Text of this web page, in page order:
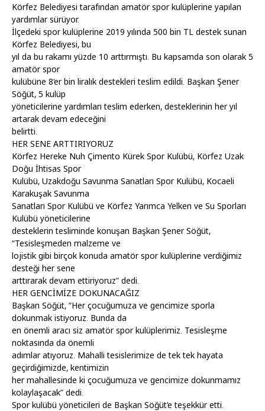
Körfez Belediyesi tarafından amatör spor kulüplerine yapılan
yardımlar sürüyor.
İlçedeki spor kulüplerine 2019 yılında 500 bin TL destek sunan
Körfez Belediyesi, bu
yıl da bu rakamı yüzde 10 arttırmıştı. Bu kapsamda son olarak 5
amatör spor
kulübüne 8’er bin liralık destekleri teslim edildi. Başkan Şener
Söğüt, 5 kulüp
yöneticilerine yardımları teslim ederken, desteklerinin her yıl
artarak devam edeceğini
belirtti.
HER SENE ARTTIRIYORUZ
Körfez Hereke Nuh Çimento Kürek Spor Kulübü, Körfez Uzak
Doğu İhtisas Spor
Kulübü, Uzakdoğu Savunma Sanatları Spor Kulübü, Kocaeli
Karakuşak Savunma
Sanatları Spor Kulübü ve Körfez Yarımca Yelken ve Su Sporları
Kulübü yöneticilerine
desteklerin tesliminde konuşan Başkan Şener Söğüt,
“Tesisleşmeden malzeme ve
lojistik gibi birçok konuda amatör spor kulüplerine verdiğimiz
desteği her sene
arttırarak devam ettiriyoruz” dedi.
HER GENCİMİZE DOKUNACAĞIZ
Başkan Söğüt, “Her çocuğumuza ve gencimize sporla
dokunmak istiyoruz. Bunda da
en önemli aracı siz amatör spor kulüplerimiz. Tesisleşme
noktasında da önemli
adımlar atıyoruz. Mahalli tesislerimize de tek tek hayata
geçirdiğimizde, kentimizin
her mahallesinde ki çocuğumuza ve gencimize dokunmamız
kolaylaşacak” dedi.
Spor kulübü yöneticileri de Başkan Söğüt’e teşekkür etti.